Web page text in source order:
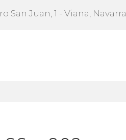
San Juan, 1 - Viana, Navarra